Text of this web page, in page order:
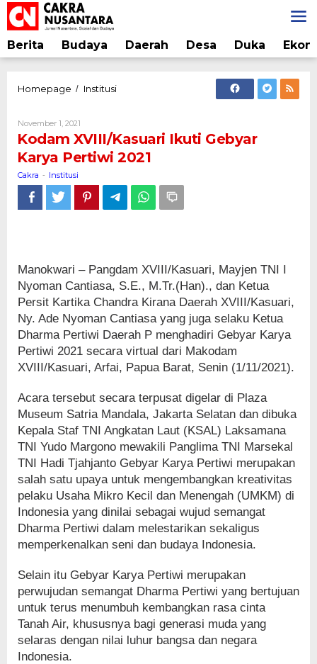
Lewati
ke
konten
Berita Budaya Daerah Desa Duka
Homepage / InstitusiKodam
Karya
Pertiwi
November 1, 2021
Cakra
Kodam XVIII/Kasuari Ikuti Gebyar
Karya Pertiwi 2021
Cakra - Institusi
Manokwari – Pangdam XVIII/Kasuari, Mayjen TNI I
Nyoman Cantiasa, S.E., M.Tr.(Han)., dan Ketua
Persit Kartika Chandra Kirana Daerah XVIII/Kasuari,
Ny. Ade Nyoman Cantiasa yang juga selaku Ketua
Dharma Pertiwi Daerah P menghadiri Gebyar Karya
Pertiwi 2021 secara virtual dari Makodam
XVIII/Kasuari, Arfai, Papua Barat, Senin (1/11/2021).
Acara tersebut secara terpusat digelar di Plaza
Museum Satria Mandala, Jakarta Selatan dan dibuka
Kepala Staf TNI Angkatan Laut (KSAL) Laksamana
TNI Yudo Margono mewakili Panglima TNI Marsekal
TNI Hadi Tjahjanto Gebyar Karya Pertiwi merupakan
salah satu upaya untuk mengembangkan kreativitas
pelaku Usaha Mikro Kecil dan Menengah (UMKM) di
Indonesia yang dinilai sebagai wujud semangat
Dharma Pertiwi dalam melestarikan sekaligus
memperkenalkan seni dan budaya Indonesia.
Selain itu Gebyar Karya Pertiwi merupakan
perwujudan semangat Dharma Pertiwi yang bertujuan
untuk terus menumbuh kembangkan rasa cinta
Tanah Air, khususnya bagi generasi muda yang
selaras dengan nilai luhur bangsa dan negara
Indonesia.